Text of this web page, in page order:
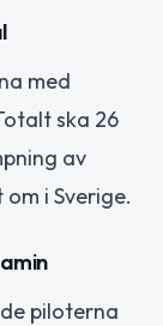
med
ska 26
av
i Sverige.
piloterna